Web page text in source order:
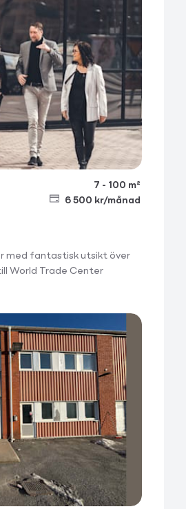
7 - 100 m²
6 500 kr/månad
med fantastisk utsikt över
World Trade Center